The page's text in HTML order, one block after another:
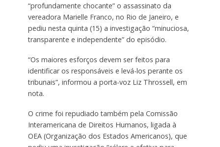
“profundamente chocante” o assassinato da
vereadora Marielle Franco, no Rio de Janeiro, e
pediu nesta quinta (15) a investigação “minuciosa,
transparente e independente” do episódio.
“Os maiores esforços devem ser feitos para
identificar os responsáveis e levá-los perante os
tribunais”, informou a porta-voz Liz Throssell, em
nota.
O crime foi repudiado também pela Comissão
Interamericana de Direitos Humanos, ligada à
OEA (Organização dos Estados Americanos), que